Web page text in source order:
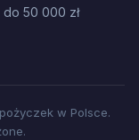
50 000 zł
w Polsce.